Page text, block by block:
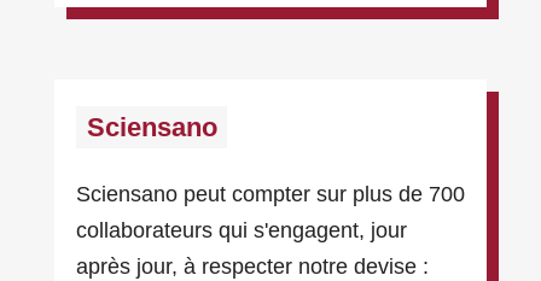
Sciensano
Sciensano peut compter sur plus de 700
collaborateurs qui s'engagent, jour
après jour, à respecter notre devise :